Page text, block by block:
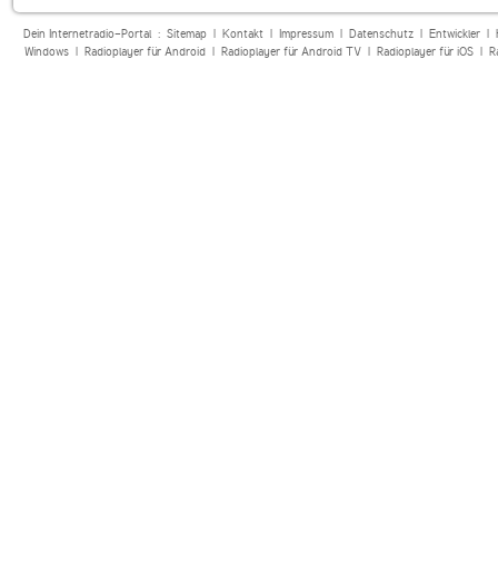
Dein Internetradio-Portal : Sitemap| Kontakt| Impressum| Datenschutz| Entwickler|
Windows| Radioplayer für Android| Radioplayer für Android TV| Radioplayer für iOS|